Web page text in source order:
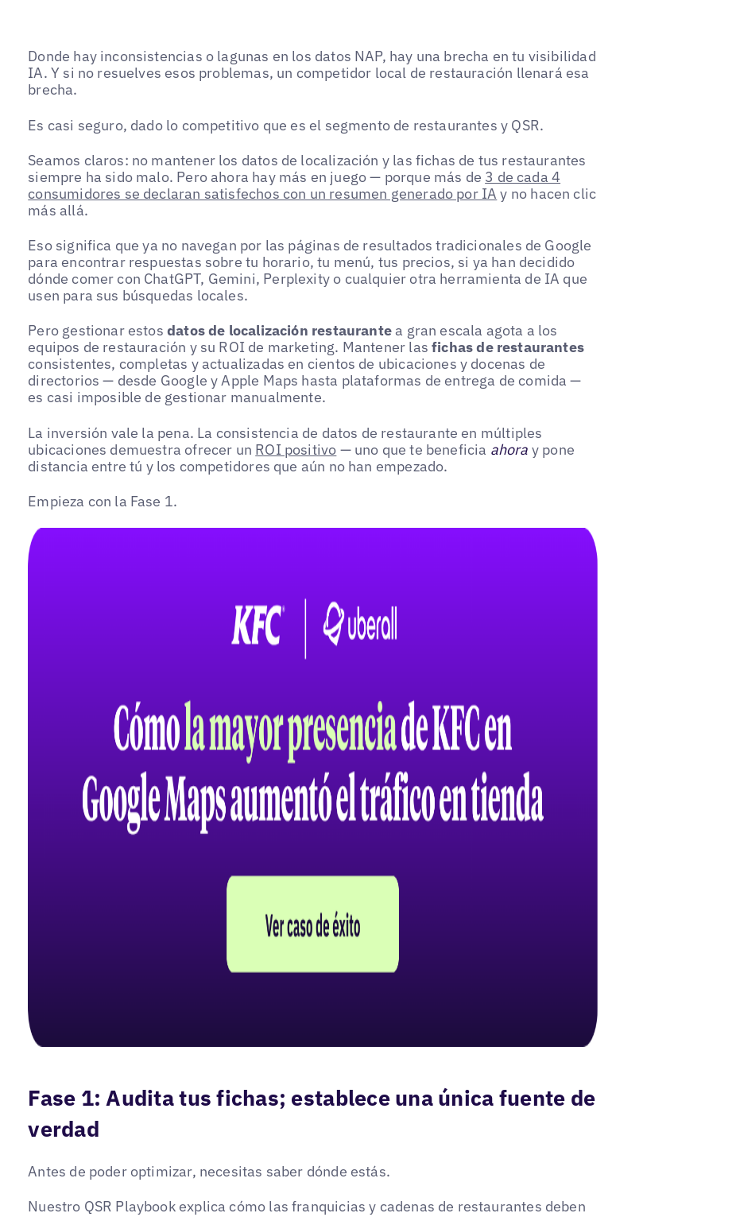
Donde hay inconsistencias o lagunas en los datos NAP, hay una brecha en tu visibilidad
IA. Y si no resuelves esos problemas, un competidor local de restauración llenará esa
brecha.
Es casi seguro, dado lo competitivo que es el segmento de restaurantes y QSR.
Seamos claros: no mantener los datos de localización y las fichas de tus restaurantes
siempre ha sido malo. Pero ahora hay más en juego — porque más de 3 de cada 4
consumidores se declaran satisfechos con un resumen generado por IA y no hacen clic
más allá.
Eso significa que ya no navegan por las páginas de resultados tradicionales de Google
para encontrar respuestas sobre tu horario, tu menú, tus precios, si ya han decidido
dónde comer con ChatGPT, Gemini, Perplexity o cualquier otra herramienta de IA que
usen para sus búsquedas locales.
Pero gestionar estosdatos de localización restaurantea gran escala agota a los
equipos de restauración y su ROI de marketing. Mantener lasfichas de restaurantes
consistentes, completas y actualizadas en cientos de ubicaciones y docenas de
directorios — desde Google y Apple Maps hasta plataformas de entrega de comida —
es casi imposible de gestionar manualmente.
La inversión vale la pena. La consistencia de datos de restaurante en múltiples
ubicaciones demuestra ofrecer un ROI positivo — uno que te beneficia ahora y pone
distancia entre tú y los competidores que aún no han empezado.
Empieza con la Fase 1.
Fase 1: Audita tus fichas; establece una única fuente de
verdad
Antes de poder optimizar, necesitas saber dónde estás.
Nuestro QSR Playbook explica cómo las franquicias y cadenas de restaurantes deben